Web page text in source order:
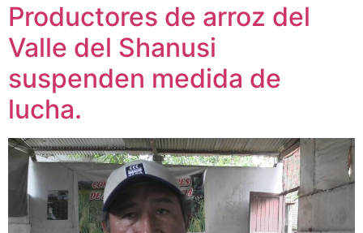
Productores de arroz del
Valle del Shanusi
suspenden medida de
lucha.